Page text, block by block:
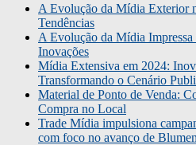
A Evolução da Mídia Exterior
Tendências
A Evolução da Mídia
Inovações
Mídia Extensiva em 2024:
Transformando o Cenário
Material de Ponto de Venda:
Compra no Local
Trade Mídia impulsiona
com foco no avanço de